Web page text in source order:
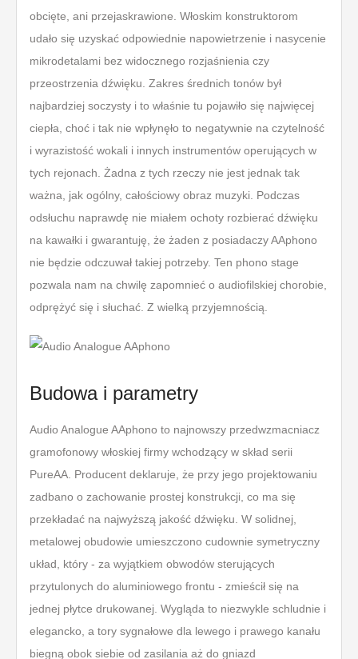
obcięte, ani przejaskrawione. Włoskim konstruktorom
udało się uzyskać odpowiednie napowietrzenie i nasycenie
mikrodetalami bez widocznego rozjaśnienia czy
przeostrzenia dźwięku. Zakres średnich tonów był
najbardziej soczysty i to właśnie tu pojawiło się najwięcej
ciepła, choć i tak nie wpłynęło to negatywnie na czytelność
i wyrazistość wokali i innych instrumentów operujących w
tych rejonach. Żadna z tych rzeczy nie jest jednak tak
ważna, jak ogólny, całościowy obraz muzyki. Podczas
odsłuchu naprawdę nie miałem ochoty rozbierać dźwięku
na kawałki i gwarantuję, że żaden z posiadaczy AAphono
nie będzie odczuwał takiej potrzeby. Ten phono stage
pozwala nam na chwilę zapomnieć o audiofilskiej chorobie,
odprężyć się i słuchać. Z wielką przyjemnością.
Budowa i parametry
Audio Analogue AAphono to najnowszy przedwzmacniacz
gramofonowy włoskiej firmy wchodzący w skład serii
PureAA. Producent deklaruje, że przy jego projektowaniu
zadbano o zachowanie prostej konstrukcji, co ma się
przekładać na najwyższą jakość dźwięku. W solidnej,
metalowej obudowie umieszczono cudownie symetryczny
układ, który - za wyjątkiem obwodów sterujących
przytulonych do aluminiowego frontu - zmieścił się na
jednej płytce drukowanej. Wygląda to niezwykle schludnie i
elegancko, a tory sygnałowe dla lewego i prawego kanału
biegną obok siebie od zasilania aż do gniazd